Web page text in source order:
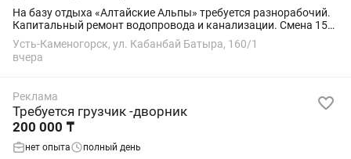
На базу отдыха «Алтайские Альпы» требуется разнорабочий.
Капитальный ремонт водопровода и канализации. Смена 15
000 тг
Усть-Каменогорск, ул. Кабанбай Батыра, 160/1
вчера
Реклама
Требуется грузчик -дворник
200 000 ₸
нет опыта полный день